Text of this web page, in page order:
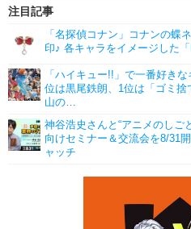
注目記事
「名探偵コナン」コナンの蝶
印♪ 各キャラをイメージした
「ハイキュー!!」で一番好き
位は黒尾鉄朗、1位は「ゴミ
山の…
神谷浩史さんと“アニメのしご
向けセミナー＆交流会を8/31
ャッチ